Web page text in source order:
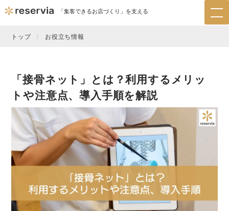
「集客できるお店づくり」を支える
トップ お役立ち情報
「接骨ネット」とは？利用するメリッ
トや注意点、導入手順を解説